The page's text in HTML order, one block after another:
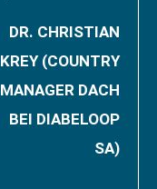
DR. CHRISTIAN
KREY (COUNTRY
MANAGER DACH
BEI DIABELOOP
SA)